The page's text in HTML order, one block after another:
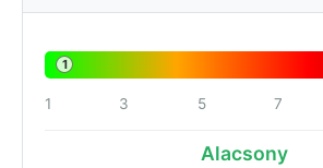
1
1 3 5 7
Alacsony